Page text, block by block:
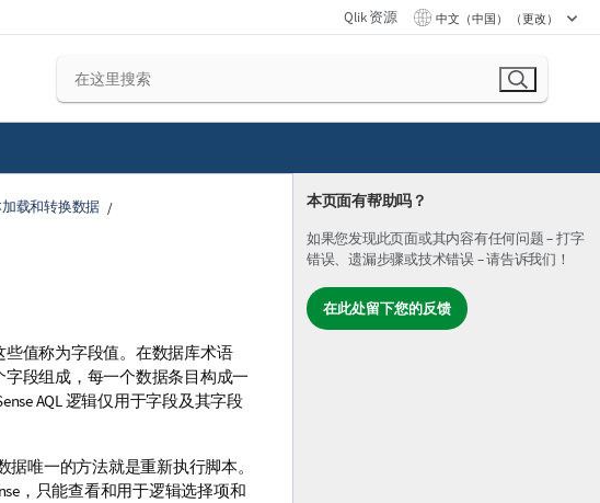
Qlik 资源 中文（中国） （更改）
本页面有帮助吗？
如果您发现此页面或其内容有任何问题 – 打字
错误、遗漏步骤或技术错误 – 请告诉我们！
在此处留下您的反馈
载和转换数据
值称为字段值。在数据库术语
段组成，每一个数据条目构成一
AQL 逻辑仅用于字段及其字段
唯一的方法就是重新执行脚本。
，只能查看和用于逻辑选择项和